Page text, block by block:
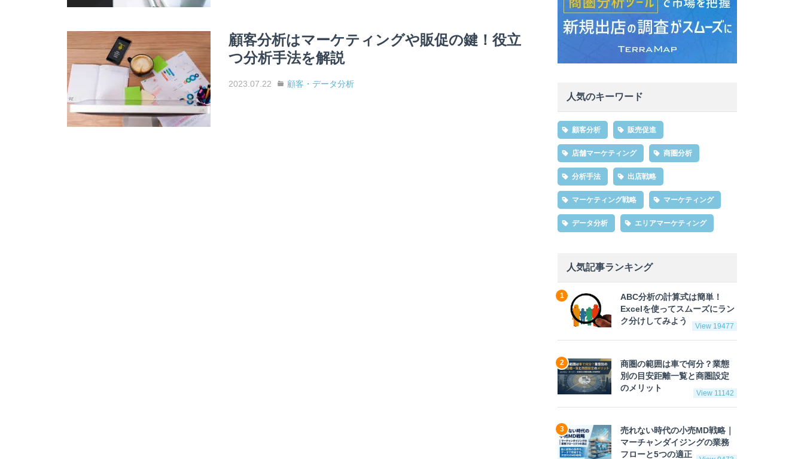
顧客分析はマーケティングや販促の鍵！役立
つ分析手法を解説
2023.07.22 顧客・データ分析
人気のキーワード
顧客分析 販売促進
店舗マーケティング 商圏分析
分析手法 出店戦略
マーケティング戦略 マーケティング
データ分析 エリアマーケティング
人気記事ランキング
ABC分析の計算式は簡単！
Excelを使ってスムーズにラン
ク分けしてみよう
View 19477
商圏の範囲は車で何分？業態
別の目安距離一覧と商圏設定
のメリット
View 11142
売れない時代の小売MD戦略｜
マーチャンダイジングの業務
フローと5つの適正